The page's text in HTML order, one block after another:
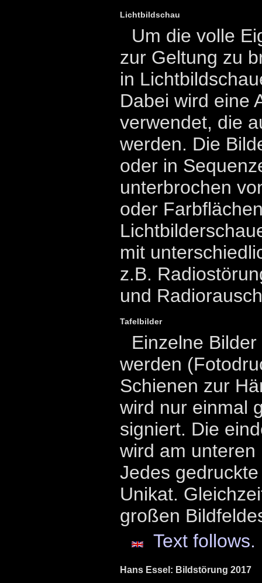
Lichtbildschau
Um die volle
zur Geltung zu
in
Dabei wird eine
verwendet, die
werden. Die
oder in
unterbrochen
oder
mit
z.B.
und
Tafelbilder
Einzelne
werden
Schienen zur
wird nur einmal
signiert. Die
wird am
Jedes
Unikat.
großen
Text follows.
Hans Essel: Bildstörung 2017